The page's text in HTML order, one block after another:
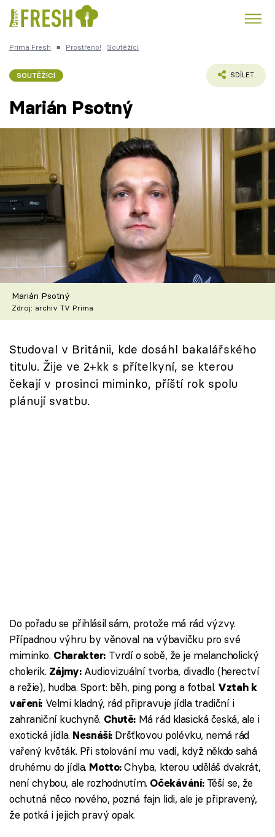
Česká kuchyně
Témata
Recepty
Články
TV Program
Škola vaření
Recepty z TV
Speciál: Cuketa
Těhotnej kuchař
Sledujte prima+
Prima Fresh ■ Prostřeno! Soutěžící
SOUTĚŽÍCÍ SDÍLET
Marián Psotný
Marián Psotný
Zdroj: archiv TV Prima
Studoval v Británii, kde dosáhl bakalářského
titulu. Žije ve 2+kk s přítelkyní, se kterou
čekají v prosinci miminko, příští rok spolu
plánují svatbu.
Do pořadu se přihlásil sám, protože má rád výzvy.
Případnou výhru by věnoval na výbavičku pro své
miminko. Charakter: Tvrdí o sobě, že je melancholický
cholerik. Zájmy: Audiovizuální tvorba, divadlo (herectví
a režie), hudba. Sport: běh, ping pong a fotbal. Vztah k
vaření: Velmi kladný, rád připravuje jídla tradiční i
zahraniční kuchyně. Chutě: Má rád klasická česká, ale i
exotická jídla. Nesnáší: Dršťkovou polévku, nemá rád
vařený květák. Při stolování mu vadí, když někdo sahá
druhému do jídla. Motto:Chyba, kterou uděláš dvakrát,
není chybou, ale rozhodnutím. Očekávání: Těší se, že
ochutná něco nového, pozná fajn lidi, ale je připravený,
že potká i jejich pravý opak.